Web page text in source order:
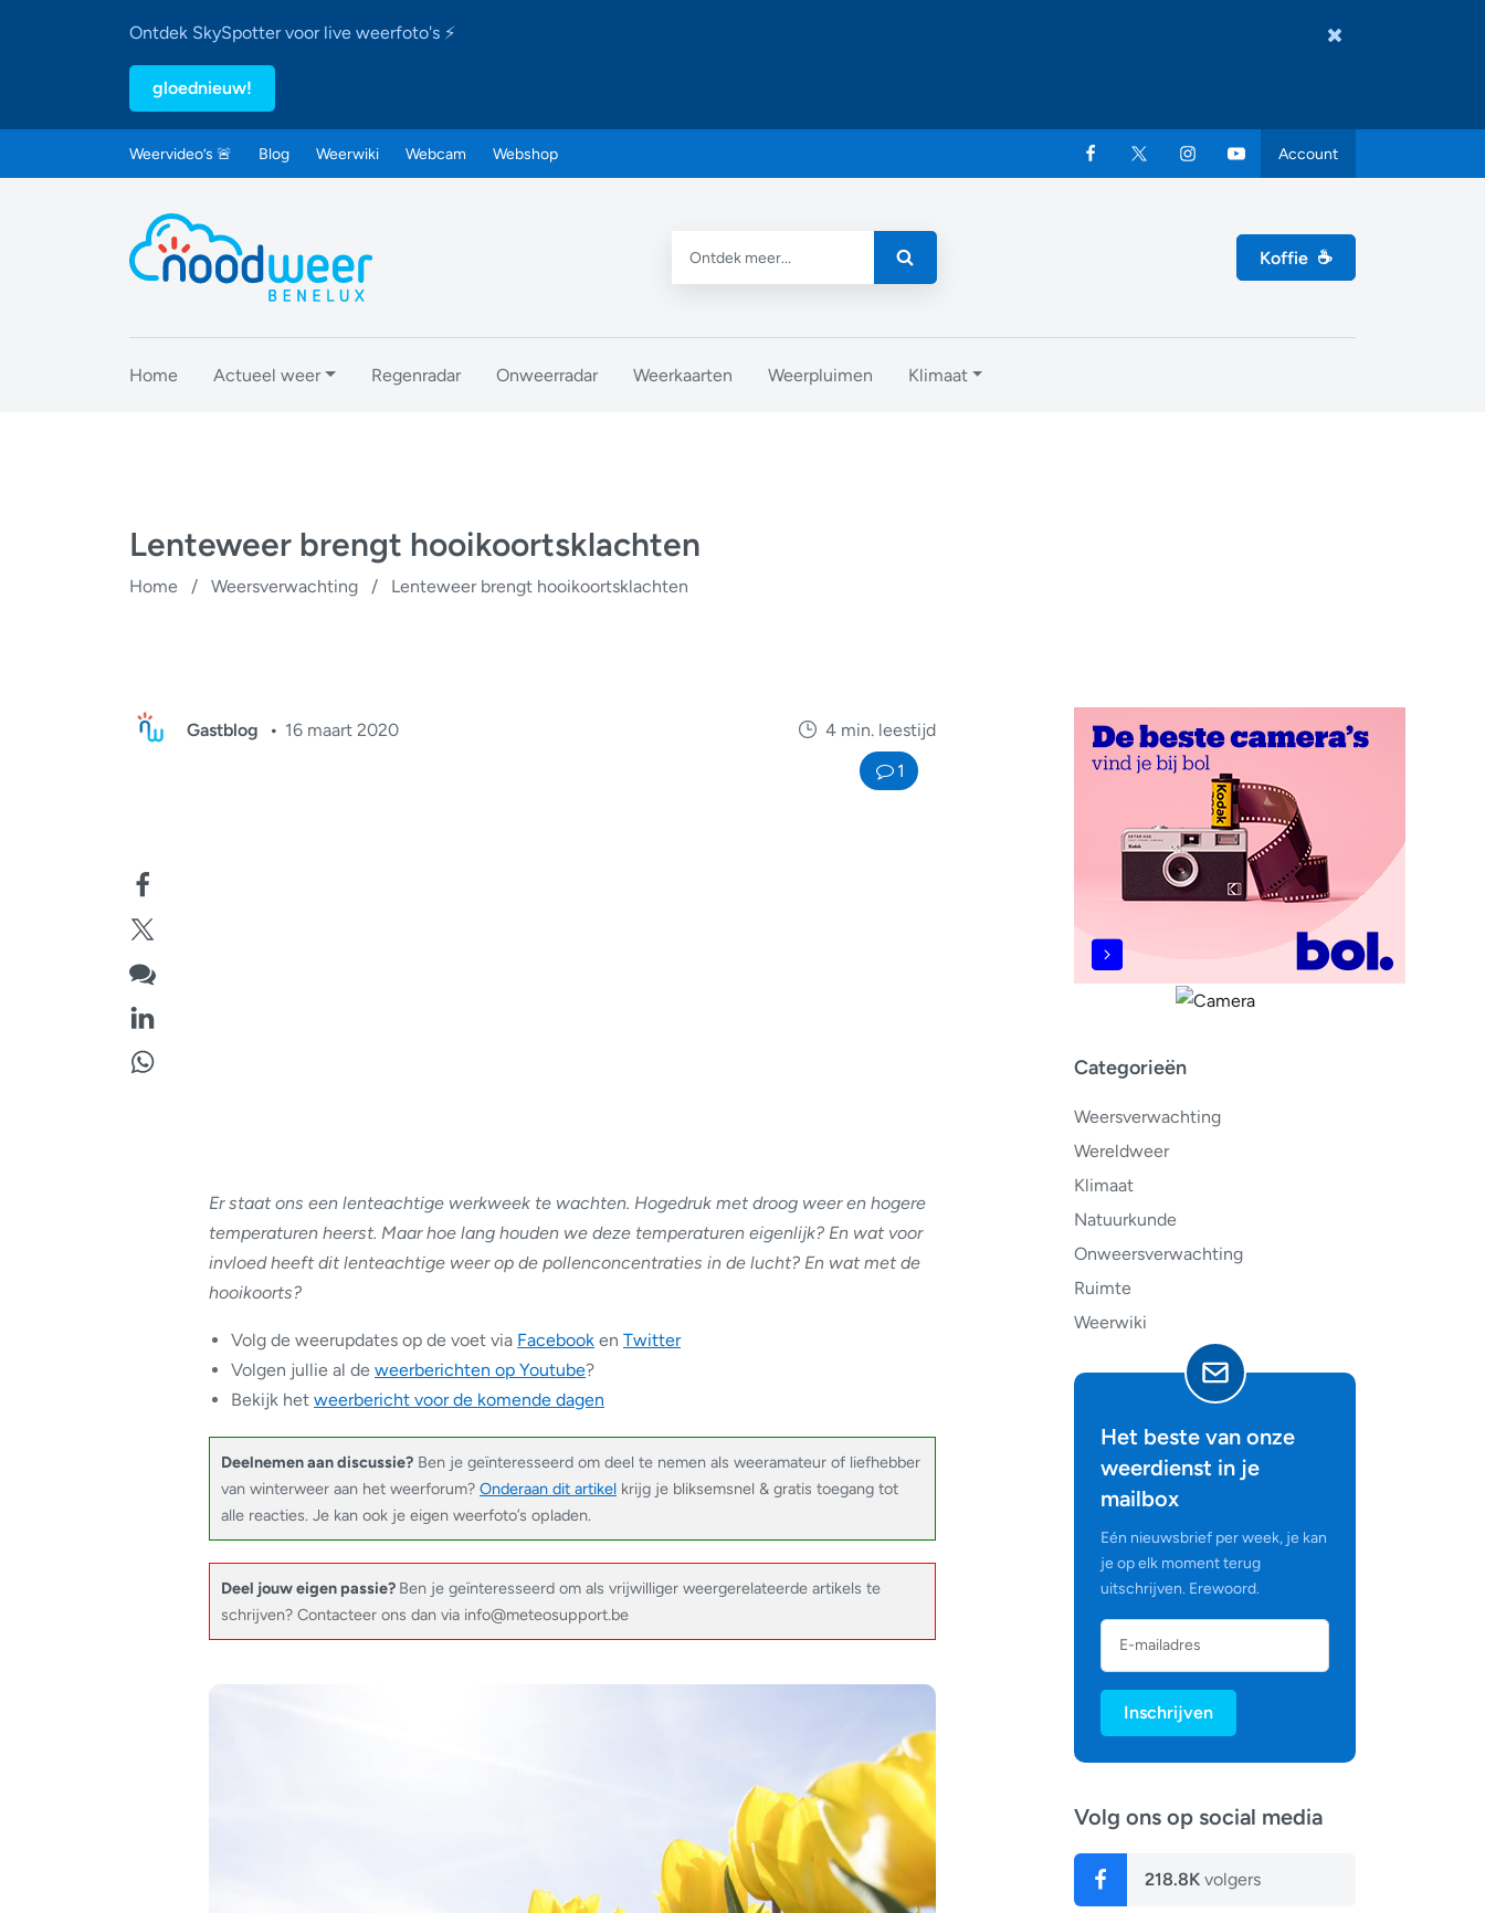
Ontdek SkySpotter voor live weerfoto's ⚡
gloednieuw!
Weervideo’s 🚨 Blog Weerwiki Webcam Webshop Account
Koffie ☕
Home Actueel weer Regenradar Onweerradar Weerkaarten Weerpluimen Klimaat
Lenteweer brengt hooikoortsklachten
Home / Weersverwachting / Lenteweer brengt hooikoortsklachten
Categorieën
Weersverwachting
Wereldweer
Klimaat
Natuurkunde
Onweersverwachting
Ruimte
Weerwiki
Het beste van onze
weerdienst in je
mailbox
Eén nieuwsbrief per week, je kan
je op elk moment terug
uitschrijven. Erewoord.
Inschrijven
Volg ons op social media
218.8K volgers
Gastblog 16 maart 2020
4 min. leestijd
1
Er staat ons een lenteachtige werkweek te wachten. Hogedruk met droog weer en hogere
temperaturen heerst. Maar hoe lang houden we deze temperaturen eigenlijk? En wat voor
invloed heeft dit lenteachtige weer op de pollenconcentraties in de lucht? En wat met de
hooikoorts?
Volg de weerupdates op de voet via Facebook en Twitter
Volgen jullie al de weerberichten op Youtube?
Bekijk het weerbericht voor de komende dagen
Deelnemen aan discussie? Ben je geïnteresseerd om deel te nemen als weeramateur of liefhebber
van winterweer aan het weerforum? Onderaan dit artikel krijg je bliksemsnel & gratis toegang tot
alle reacties. Je kan ook je eigen weerfoto’s opladen.
Deel jouw eigen passie? Ben je geïnteresseerd om als vrijwilliger weergerelateerde artikels te
schrijven? Contacteer ons dan via info@meteosupport.be